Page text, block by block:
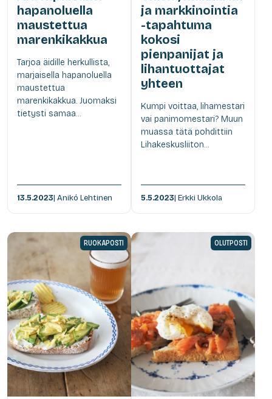
hapanoluella
maustettua
marenkikakkua
Tarjoa äidille herkullista,
marjaisella hapanoluella
maustettua
marenkikakkua. Juomaksi
tietysti samaa...
13.5.2023| Anikó Lehtinen
ja markkinointia
-tapahtuma
kokosi
pienpanijat ja
lihantuottajat
yhteen
Kumpi voittaa, lihamestari
vai panimomestari? Muun
muassa tätä pohdittiin
Lihakeskusliiton...
5.5.2023| Erkki Ukkola
RUOKAPOSTI OLUTPOSTI